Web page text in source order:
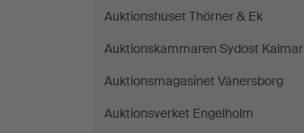
Auktionshuset Thörner & Ek
Auktionskammaren Sydost Kalmar
Auktionsmagasinet Vänersborg
Auktionsverket Engelholm